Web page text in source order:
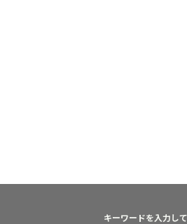
キーワードを入力し